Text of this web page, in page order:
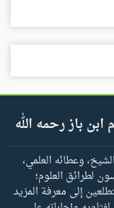
باز رحمه الله
وعطائه العلمي،
لطرائق العلوم؛
إلى معرفة المزيد